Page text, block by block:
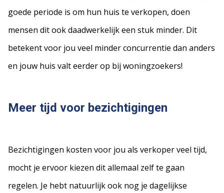
goede periode is om hun huis te verkopen, doen
mensen dit ook daadwerkelijk een stuk minder. Dit
betekent voor jou veel minder concurrentie dan anders
en jouw huis valt eerder op bij woningzoekers!
Meer tijd voor bezichtigingen
Bezichtigingen kosten voor jou als verkoper veel tijd,
mocht je ervoor kiezen dit allemaal zelf te gaan
regelen. Je hebt natuurlijk ook nog je dagelijkse